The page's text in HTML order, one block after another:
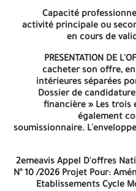
Moyen (Y Compris Le
Kaddouri AEK à Commune
CONDITIONS DE PARTICIPATION:
ouvert avec exigence de
entreprises ayants les
Capacité professionnelle:
principale ou secondaire,
PRESENTATION DE L'OFFRE :
son offre, en utilisant trois
Capacité
activité principale ou
en cours de
PRESENTATION DE
cacheter son offre,
intérieures séparées
Dossier de
financière » Les trois
également
soumissionnaire.
2emeavis Appel D'offres
N° 10 /2026 Projet Pour:
Etablissements Cycle